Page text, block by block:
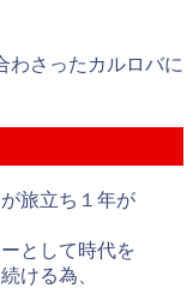
わさったカルロバに
旅立ち１年が
として時代を
ける為、